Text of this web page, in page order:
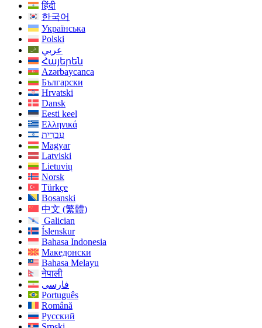
हिंदी
한국어
Українська
Polski
عربي
Հայերեն
Azərbaycanca
Български
Hrvatski
Dansk
Eesti keel
Ελληνικά
עִברִית
Magyar
Latviski
Lietuvių
Norsk
Türkçe
Bosanski
中文 (繁體)
Galician
Íslenskur
Bahasa Indonesia
Македонски
Bahasa Melayu
नेपाली
فارسی
Português
Română
Русский